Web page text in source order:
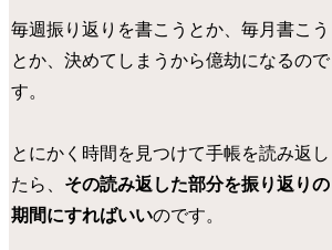
毎週振り返りを書こうとか、毎月書こう
とか、決めてしまうから億劫になるので
す。
とにかく時間を見つけて手帳を読み返し
たら、 その読み返した部分を振り返りの
期間にすればいいのです。